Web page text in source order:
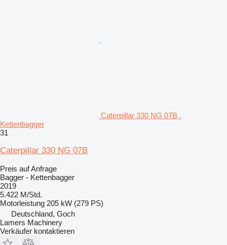
Caterpillar 330 NG 07B .
Kettenbagger
31
Caterpillar 330 NG 07B
Preis auf Anfrage
Bagger - Kettenbagger
2019
5.422 M/Std.
Motorleistung 205 kW (279 PS)
Deutschland, Goch
Lamers Machinery
Verkäufer kontaktieren